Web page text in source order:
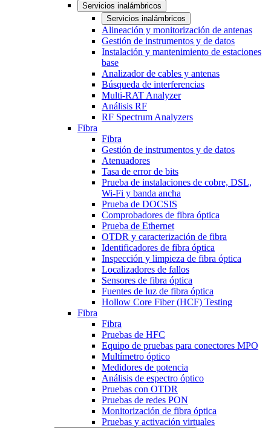
Servicios inalámbricos
Servicios inalámbricos
Alineación y monitorización de antenas
Gestión de instrumentos y de datos
Instalación y mantenimiento de estaciones
base
Analizador de cables y antenas
Búsqueda de interferencias
Multi-RAT Analyzer
Análisis RF
RF Spectrum Analyzers
Fibra
Fibra
Gestión de instrumentos y de datos
Atenuadores
Tasa de error de bits
Prueba de instalaciones de cobre, DSL,
Wi-Fi y banda ancha
Prueba de DOCSIS
Comprobadores de fibra óptica
Prueba de Ethernet
OTDR y caracterización de fibra
Identificadores de fibra óptica
Inspección y limpieza de fibra óptica
Localizadores de fallos
Sensores de fibra óptica
Fuentes de luz de fibra óptica
Hollow Core Fiber (HCF) Testing
Fibra
Fibra
Pruebas de HFC
Equipo de pruebas para conectores MPO
Multímetro óptico
Medidores de potencia
Análisis de espectro óptico
Pruebas con OTDR
Pruebas de redes PON
Monitorización de fibra óptica
Pruebas y activación virtuales